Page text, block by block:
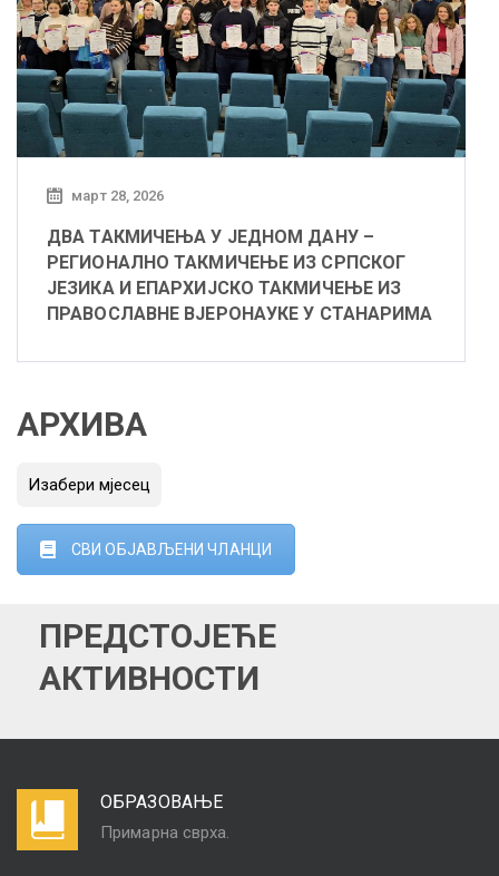
март 28, 2026
ДВА ТАКМИЧЕЊА У ЈЕДНОМ ДАНУ –
РЕГИОНАЛНО ТАКМИЧЕЊЕ ИЗ СРПСКОГ
ЈЕЗИКА И ЕПАРХИЈСКО ТАКМИЧЕЊЕ ИЗ
ПРАВОСЛАВНЕ ВЈЕРОНАУКЕ У СТАНАРИМА
АРХИВА
АРХИВА
СВИ ОБЈАВЉЕНИ ЧЛАНЦИ
ПРЕДСТОЈЕЋЕ
АКТИВНОСТИ
ОБРАЗОВАЊЕ
Примарна сврха.